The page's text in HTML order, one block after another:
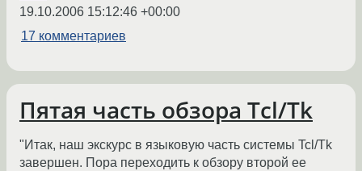
19.10.2006 15:12:46 +00:00
17 комментариев
Пятая часть обзора Tcl/Tk
"Итак, наш экскурс в языковую часть системы Tcl/Tk
завершен. Пора переходить к обзору второй ее